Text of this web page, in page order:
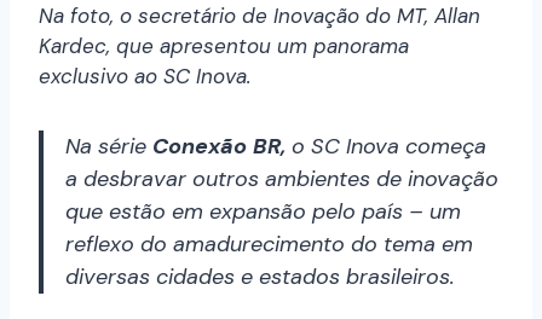
Na foto, o secretário de Inovação do MT, Allan
Kardec, que apresentou um panorama
exclusivo ao SC Inova.
Na série Conexão BR, o SC Inova começa
a desbravar outros ambientes de inovação
que estão em expansão pelo país – um
reflexo do amadurecimento do tema em
diversas cidades e estados brasileiros.